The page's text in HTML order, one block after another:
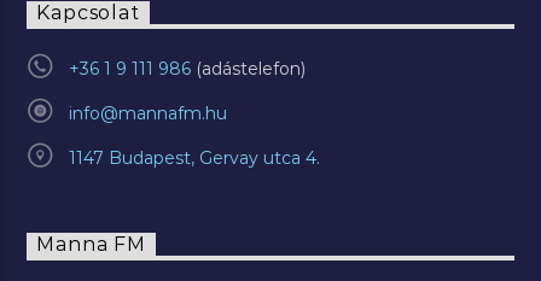
Kapcsolat
+36 1 9 111 986
info@mannafm.hu
1147 Budapest, Gervay utca 4.
Manna FM